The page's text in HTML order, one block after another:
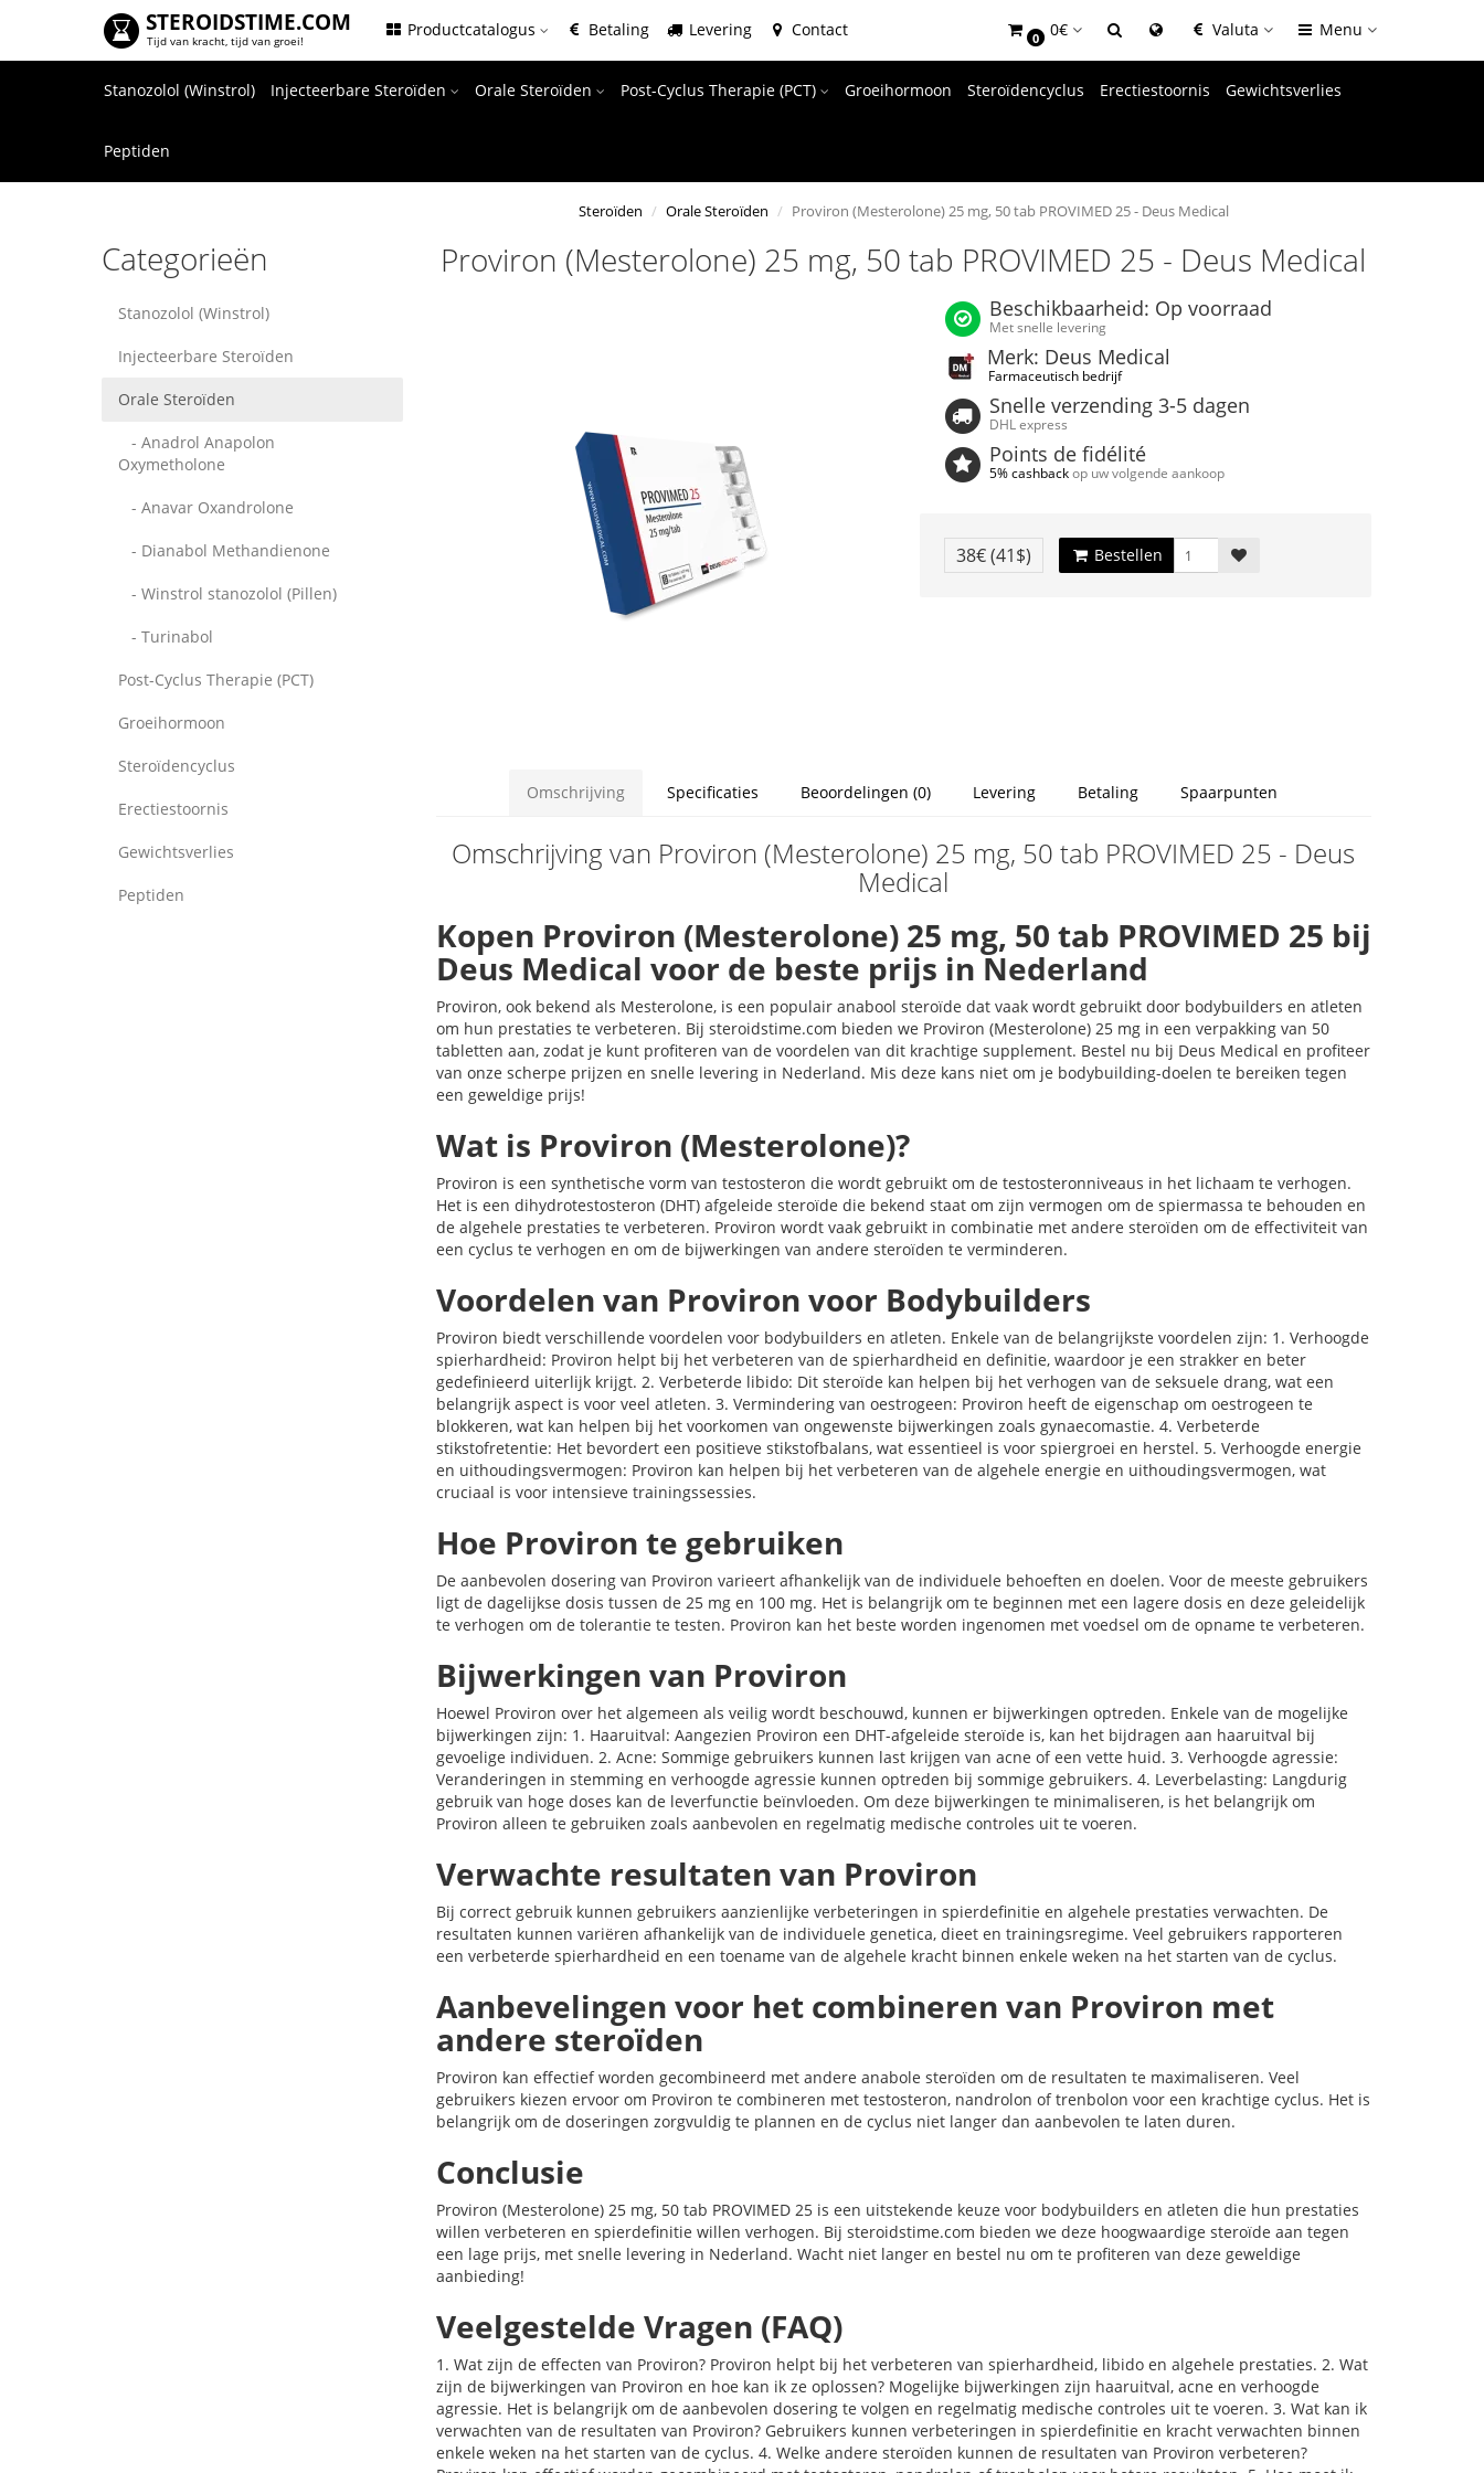
STEROIDSTIME.COM
Tijd van kracht, tijd van groei!
Productcatalogus Betaling Levering Contact 0 0€ Valuta Menu
Stanozolol (Winstrol) Injecteerbare Steroïden Orale Steroïden Post-Cyclus Therapie (PCT) Groeihormoon Steroïdencyclus Erectiestoornis Gewichtsverlies
Peptiden
Categorieën
Stanozolol (Winstrol)
Injecteerbare Steroïden
Orale Steroïden
- Anadrol Anapolon
Oxymetholone
- Anavar Oxandrolone
- Dianabol Methandienone
- Winstrol stanozolol (Pillen)
- Turinabol
Post-Cyclus Therapie (PCT)
Groeihormoon
Steroïdencyclus
Erectiestoornis
Gewichtsverlies
Peptiden
Steroïden Orale Steroïden Proviron (Mesterolone) 25 mg, 50 tab PROVIMED 25 - Deus Medical
Proviron (Mesterolone) 25 mg, 50 tab PROVIMED 25 - Deus Medical
Beschikbaarheid: Op voorraad
Met snelle levering
Merk: Deus Medical
Farmaceutisch bedrijf
Snelle verzending 3-5 dagen
DHL express
Points de fidélité
5% cashbackop uw volgende aankoop
38€(41$) Bestellen
Omschrijving Specificaties Beoordelingen (0) Levering Betaling Spaarpunten
Omschrijving van Proviron (Mesterolone) 25 mg, 50 tab PROVIMED 25 - Deus
Medical
Kopen Proviron (Mesterolone) 25 mg, 50 tab PROVIMED 25 bij
Deus Medical voor de beste prijs in Nederland
Proviron, ook bekend als Mesterolone, is een populair anabool steroïde dat vaak wordt gebruikt door bodybuilders en atleten
om hun prestaties te verbeteren. Bij steroidstime.com bieden we Proviron (Mesterolone) 25 mg in een verpakking van 50
tabletten aan, zodat je kunt profiteren van de voordelen van dit krachtige supplement. Bestel nu bij Deus Medical en profiteer
van onze scherpe prijzen en snelle levering in Nederland. Mis deze kans niet om je bodybuilding-doelen te bereiken tegen
een geweldige prijs!
Wat is Proviron (Mesterolone)?
Proviron is een synthetische vorm van testosteron die wordt gebruikt om de testosteronniveaus in het lichaam te verhogen.
Het is een dihydrotestosteron (DHT) afgeleide steroïde die bekend staat om zijn vermogen om de spiermassa te behouden en
de algehele prestaties te verbeteren. Proviron wordt vaak gebruikt in combinatie met andere steroïden om de effectiviteit van
een cyclus te verhogen en om de bijwerkingen van andere steroïden te verminderen.
Voordelen van Proviron voor Bodybuilders
Proviron biedt verschillende voordelen voor bodybuilders en atleten. Enkele van de belangrijkste voordelen zijn: 1. Verhoogde
spierhardheid: Proviron helpt bij het verbeteren van de spierhardheid en definitie, waardoor je een strakker en beter
gedefinieerd uiterlijk krijgt. 2. Verbeterde libido: Dit steroïde kan helpen bij het verhogen van de seksuele drang, wat een
belangrijk aspect is voor veel atleten. 3. Vermindering van oestrogeen: Proviron heeft de eigenschap om oestrogeen te
blokkeren, wat kan helpen bij het voorkomen van ongewenste bijwerkingen zoals gynaecomastie. 4. Verbeterde
stikstofretentie: Het bevordert een positieve stikstofbalans, wat essentieel is voor spiergroei en herstel. 5. Verhoogde energie
en uithoudingsvermogen: Proviron kan helpen bij het verbeteren van de algehele energie en uithoudingsvermogen, wat
cruciaal is voor intensieve trainingssessies.
Hoe Proviron te gebruiken
De aanbevolen dosering van Proviron varieert afhankelijk van de individuele behoeften en doelen. Voor de meeste gebruikers
ligt de dagelijkse dosis tussen de 25 mg en 100 mg. Het is belangrijk om te beginnen met een lagere dosis en deze geleidelijk
te verhogen om de tolerantie te testen. Proviron kan het beste worden ingenomen met voedsel om de opname te verbeteren.
Bijwerkingen van Proviron
Hoewel Proviron over het algemeen als veilig wordt beschouwd, kunnen er bijwerkingen optreden. Enkele van de mogelijke
bijwerkingen zijn: 1. Haaruitval: Aangezien Proviron een DHT-afgeleide steroïde is, kan het bijdragen aan haaruitval bij
gevoelige individuen. 2. Acne: Sommige gebruikers kunnen last krijgen van acne of een vette huid. 3. Verhoogde agressie:
Veranderingen in stemming en verhoogde agressie kunnen optreden bij sommige gebruikers. 4. Leverbelasting: Langdurig
gebruik van hoge doses kan de leverfunctie beïnvloeden. Om deze bijwerkingen te minimaliseren, is het belangrijk om
Proviron alleen te gebruiken zoals aanbevolen en regelmatig medische controles uit te voeren.
Verwachte resultaten van Proviron
Bij correct gebruik kunnen gebruikers aanzienlijke verbeteringen in spierdefinitie en algehele prestaties verwachten. De
resultaten kunnen variëren afhankelijk van de individuele genetica, dieet en trainingsregime. Veel gebruikers rapporteren
een verbeterde spierhardheid en een toename van de algehele kracht binnen enkele weken na het starten van de cyclus.
Aanbevelingen voor het combineren van Proviron met
andere steroïden
Proviron kan effectief worden gecombineerd met andere anabole steroïden om de resultaten te maximaliseren. Veel
gebruikers kiezen ervoor om Proviron te combineren met testosteron, nandrolon of trenbolon voor een krachtige cyclus. Het is
belangrijk om de doseringen zorgvuldig te plannen en de cyclus niet langer dan aanbevolen te laten duren.
Conclusie
Proviron (Mesterolone) 25 mg, 50 tab PROVIMED 25 is een uitstekende keuze voor bodybuilders en atleten die hun prestaties
willen verbeteren en spierdefinitie willen verhogen. Bij steroidstime.com bieden we deze hoogwaardige steroïde aan tegen
een lage prijs, met snelle levering in Nederland. Wacht niet langer en bestel nu om te profiteren van deze geweldige
aanbieding!
Veelgestelde Vragen (FAQ)
1. Wat zijn de effecten van Proviron? Proviron helpt bij het verbeteren van spierhardheid, libido en algehele prestaties. 2. Wat
zijn de bijwerkingen van Proviron en hoe kan ik ze oplossen? Mogelijke bijwerkingen zijn haaruitval, acne en verhoogde
agressie. Het is belangrijk om de aanbevolen dosering te volgen en regelmatig medische controles uit te voeren. 3. Wat kan ik
verwachten van de resultaten van Proviron? Gebruikers kunnen verbeteringen in spierdefinitie en kracht verwachten binnen
enkele weken na het starten van de cyclus. 4. Welke andere steroïden kunnen de resultaten van Proviron verbeteren?